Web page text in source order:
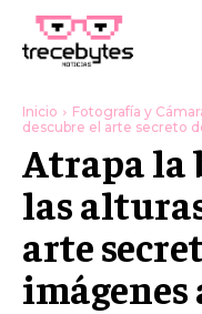
Inicio Fotografía y
descubre el arte secreto
Atrapa la
las
arte
imágenes